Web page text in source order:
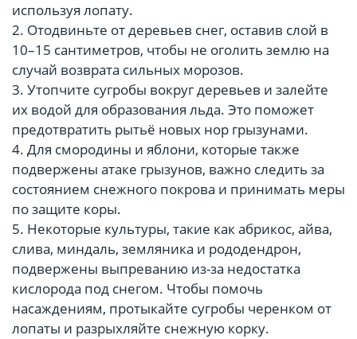
используя лопату.
2. Отодвиньте от деревьев снег, оставив слой в
10–15 сантиметров, чтобы не оголить землю на
случай возврата сильных морозов.
3. Утопчите сугробы вокруг деревьев и залейте
их водой для образования льда. Это поможет
предотвратить рытьё новых нор грызунами.
4. Для смородины и яблони, которые также
подвержены атаке грызунов, важно следить за
состоянием снежного покрова и принимать меры
по защите коры.
5. Некоторые культуры, такие как абрикос, айва,
слива, миндаль, земляника и рододендрон,
подвержены выпреванию из-за недостатка
кислорода под снегом. Чтобы помочь
насаждениям, протыкайте сугробы черенком от
лопаты и разрыхляйте снежную корку.